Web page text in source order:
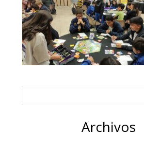
Archivos